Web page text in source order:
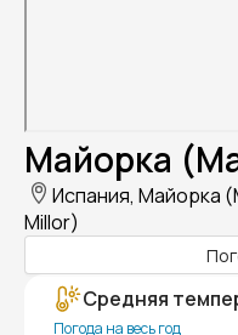
Майорка
Испания, Майорка
Millor)
Средняя
Погода на весь год